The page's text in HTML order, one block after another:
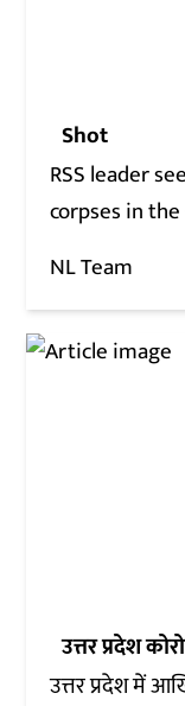
Shot
RSS leader
corpses in
NL Team
उत्तर प्रदेश
उत्तर प्रदेश में